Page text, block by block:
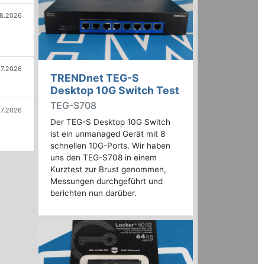
TRENDnet TEG-S
Desktop 10G Switch Test
TEG-S708
Der TEG-S Desktop 10G Switch
ist ein unmanaged Gerät mit 8
schnellen 10G-Ports. Wir haben
uns den TEG-S708 in einem
Kurztest zur Brust genommen,
Messungen durchgeführt und
berichten nun darüber.